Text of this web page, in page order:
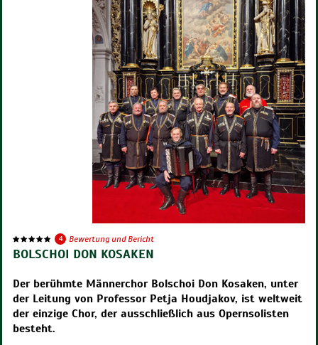
4 Bewertung und Bericht
BOLSCHOI DON KOSAKEN
Der berühmte Männerchor Bolschoi Don Kosaken, unter
der Leitung von Professor Petja Houdjakov, ist weltweit
der einzige Chor, der ausschließlich aus Opernsolisten
besteht.